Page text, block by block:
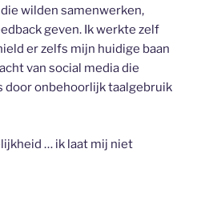
wilden samenwerken,
geven. Ik werkte zelf
er zelfs mijn huidige baan
van social media die
door onbehoorlijk taalgebruik
… ik laat mij niet